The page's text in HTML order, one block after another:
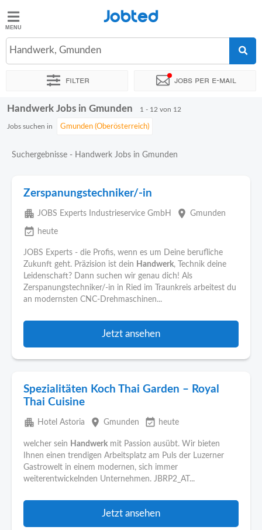
Jobted
Jobs
Jobted
Handwerk, Gmunden
Filter Jobs per e-mail
Sortieren nach Genauer Standort Unternehmen
Handwerk Jobs in Gmunden 1 - 12 von 12
Jobs suchen in
Suchergebnisse - Handwerk Jobs in Gmunden
Zerspanungstechniker/-in
apartment JOBS Experts Industrieservice GmbH place Gmunden
event_available heute
JOBS Experts - die Profis, wenn es um Deine berufliche
Zukunft geht. Präzision ist dein Handwerk, Technik deine
Leidenschaft? Dann suchen wir genau dich! Als
Zerspanungstechniker/-in in Ried im Traunkreis arbeitest du
an modernsten CNC-Drehmaschinen...
Jetzt ansehen
Spezialitäten Koch Thai Garden – Royal
Thai Cuisine
apartment Hotel Astoria place Gmunden event_available heute
welcher sein Handwerk mit Passion ausübt. Wir bieten
Ihnen einen trendigen Arbeitsplatz am Puls der Luzerner
Gastrowelt in einem modernen, sich immer
weiterentwickelnden Unternehmen. JBRP2_AT...
Jetzt ansehen